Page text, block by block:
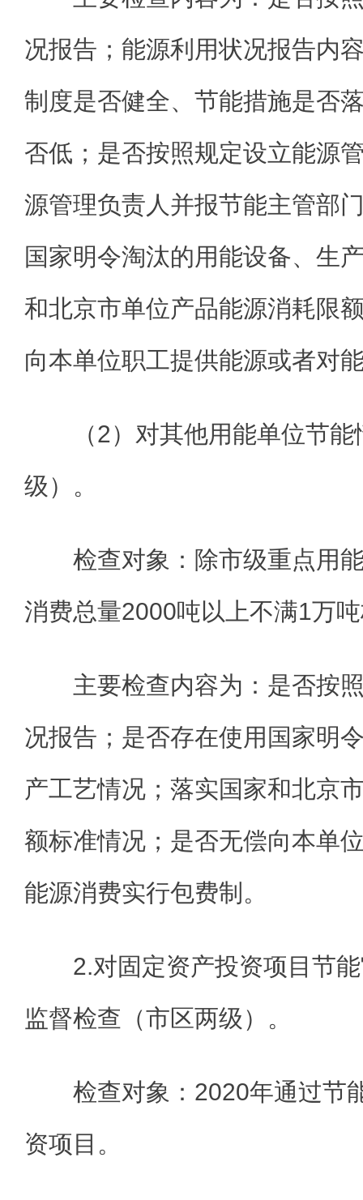
况报告；能源利用状况报告内
制度是否健全、节能措施是否
否低；是否按照规定设立能源
源管理负责人并报节能主管部
国家明令淘汰的用能设备、生
和北京市单位产品能源消耗限
向本单位职工提供能源或者对
（2）对其他用能单位节
级）。
检查对象：除市级重点用
消费总量2000吨以上不满1万
主要检查内容为：是否按
况报告；是否存在使用国家明
产工艺情况；落实国家和北京
额标准情况；是否无偿向本单
能源消费实行包费制。
2.对固定资产投资项目节
监督检查（市区两级）。
检查对象：2020年通过节
资项目。